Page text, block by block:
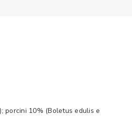
porcini 10% (Boletus edulis e